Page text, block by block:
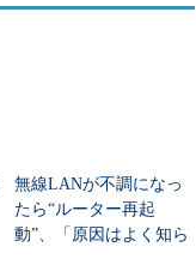
無線LANが不調になっ
たら“ルーター再起
動”、「原因はよく知ら